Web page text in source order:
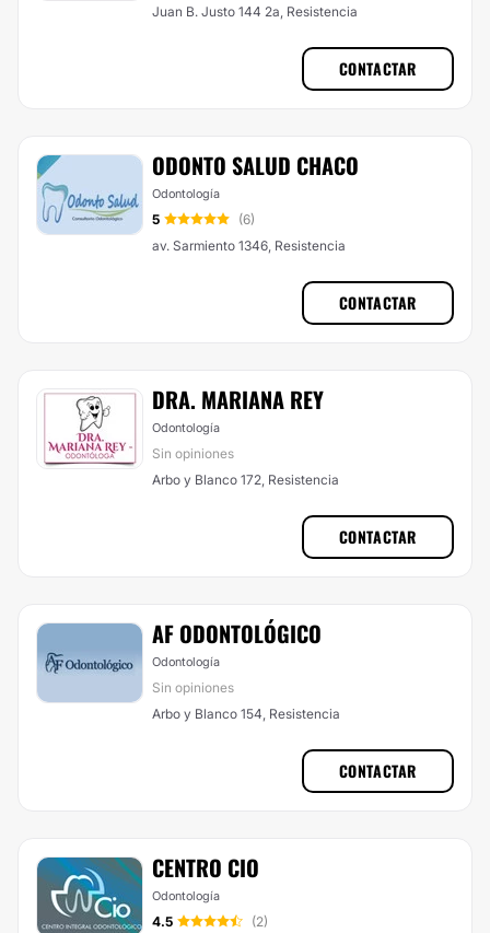
Juan B. Justo 144 2a, Resistencia
CONTACTAR
ODONTO SALUD CHACO
Odontología
5
(6)
av. Sarmiento 1346, Resistencia
CONTACTAR
DRA. MARIANA REY
Odontología
Sin opiniones
Arbo y Blanco 172, Resistencia
CONTACTAR
AF ODONTOLÓGICO
Odontología
Sin opiniones
Arbo y Blanco 154, Resistencia
CONTACTAR
CENTRO CIO
Odontología
4.5
(2)